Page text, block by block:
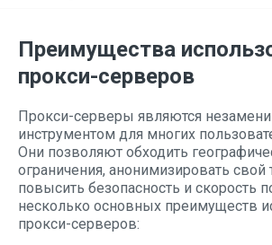
Преимущества
прокси-серверов
Прокси-серверы являются
инструментом для многих
Они позволяют обходить
ограничения, анонимизировать свой
повысить безопасность и скорость
несколько основных преимуществ
прокси-серверов: